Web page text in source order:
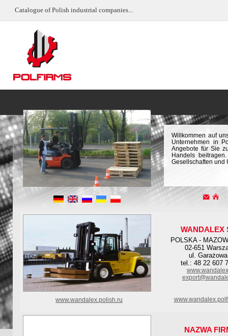
Catalogue of Polish industrial companies...
Willkommen auf
Unternehmen in
Angebote für Sie
Handels
Gesellschaften und
WANDALEX
POLSKA -
02-651
ul.
tel.: 48 22 607
www.wandalex.polish.ru
NAZWA